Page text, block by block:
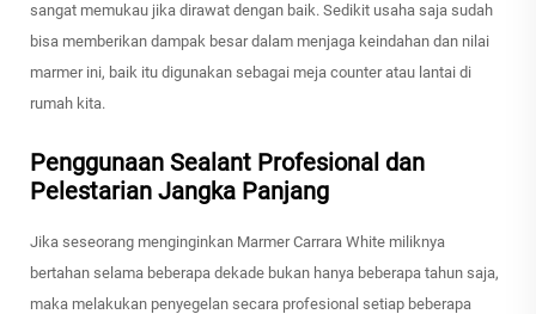
sangat memukau jika dirawat dengan baik. Sedikit usaha saja sudah
bisa memberikan dampak besar dalam menjaga keindahan dan nilai
marmer ini, baik itu digunakan sebagai meja counter atau lantai di
rumah kita.
Penggunaan Sealant Profesional dan
Pelestarian Jangka Panjang
Jika seseorang menginginkan Marmer Carrara White miliknya
bertahan selama beberapa dekade bukan hanya beberapa tahun saja,
maka melakukan penyegelan secara profesional setiap beberapa